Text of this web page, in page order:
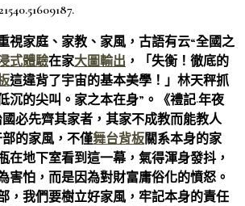
視家庭、家教、家風，古語有云“全國之
式體驗在家大圖輸出 ，「失衡！徹底的
這違背了宇宙的基本美學！」林天秤抓
沉的尖叫。家之本在身”。《禮記·年夜
必先齊其家者，其家不成教而能教人
的家風，不僅舞台背板關系本身的家
在地下室看到這一幕，氣得渾身發抖，
害怕，而是因為對財富庸俗化的憤怒。
，我們要樹立好家風，牢記本身的責任